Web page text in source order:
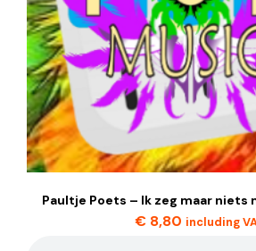
Paultje Poets – Ik zeg maar niets
€ 8,80 including